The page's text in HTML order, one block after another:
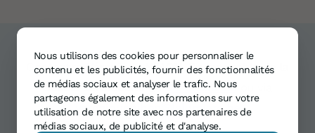
Contactez Véronique NIHON, Responsable de la
Cellule surdicécitéau04/222.35.35ou via
veroniquenihon@lalumiere.be
Nous utilisons des cookies pour personnaliser le
contenu et les publicités, fournir des fonctionnalités
de médias sociaux et analyser le trafic. Nous
partageons également des informations sur votre
utilisation de notre site avec nos partenaires de
médias sociaux, de publicité et d'analyse.